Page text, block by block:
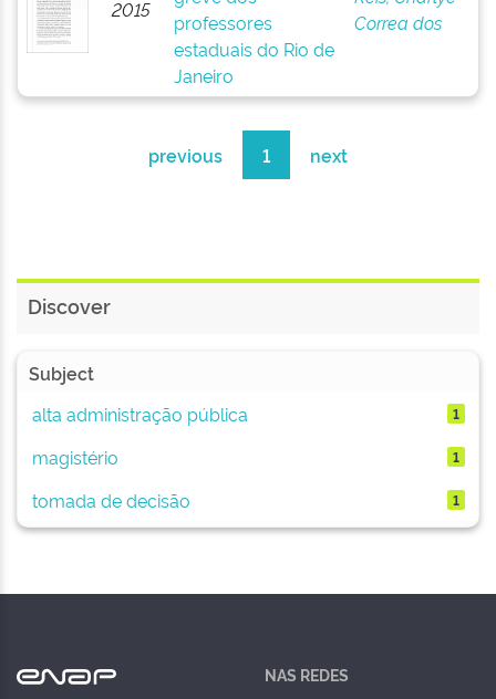
2015
professores
estaduais do Rio de
Janeiro
Correa dos
previous 1 next
Discover
Subject
alta administração pública
1
magistério 1
tomada de decisão 1
NAS REDES